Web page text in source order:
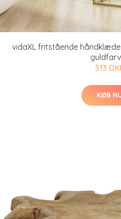
vidaXL fritstående
513
KØB